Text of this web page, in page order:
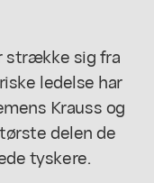
strække sig fra
ledelse har
Krauss og
delen de
tyskere.